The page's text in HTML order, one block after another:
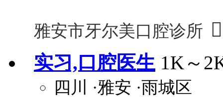
雅安市牙尔美口腔诊所 
实习,口腔医生 1K～
四川 ·雅安 ·雨城区